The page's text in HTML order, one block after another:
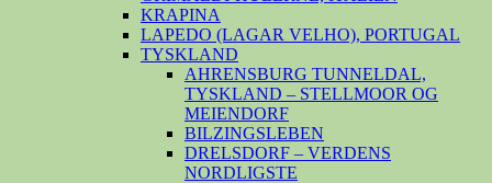
KRAPINA
LAPEDO (LAGAR VELHO), PORTUGAL
TYSKLAND
AHRENSBURG TUNNELDAL,
TYSKLAND – STELLMOOR OG
MEIENDORF
BILZINGSLEBEN
DRELSDORF – VERDENS
NORDLIGSTE